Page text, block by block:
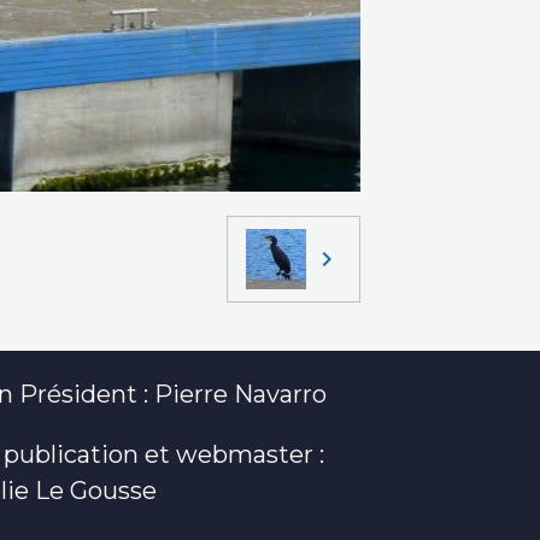
Président : Pierre Navarro
publication et webmaster :
Le Gousse